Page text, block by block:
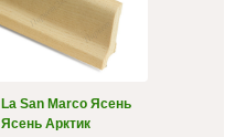
La San Marco Ясень
Ясень Арктик